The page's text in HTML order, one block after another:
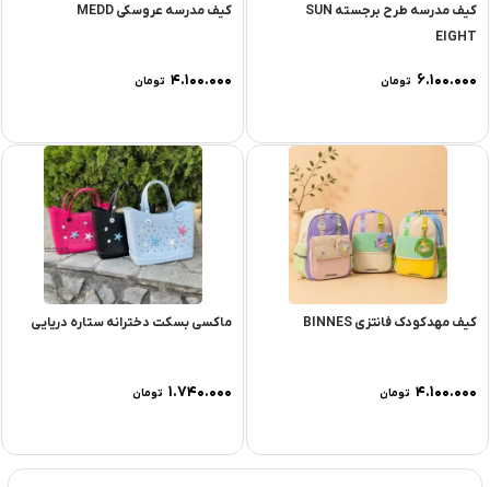
کیف مدرسه طرح برجسته SUN
EIGHT
۶.۱۰۰.۰۰۰ تومان
کیف مدرسه عروسکی MEDD
۴.۱۰۰.۰۰۰ تومان
کیف مهدکودک فانتزی BINNES
۴.۱۰۰.۰۰۰ تومان
ماکسی بسکت دخترانه ستاره دریایی
۱.۷۴۰.۰۰۰ تومان